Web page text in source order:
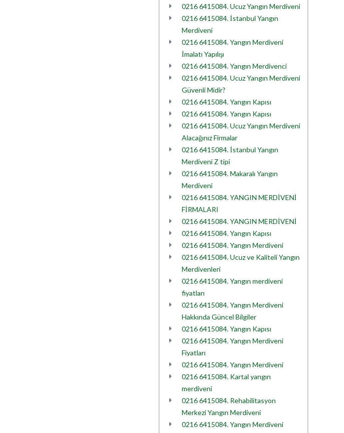
0216 6415084. Ucuz Yangın Merdiveni
0216 6415084. İstanbul Yangın
Merdiveni
0216 6415084. Yangın Merdiveni
İmalatı Yapılışı
0216 6415084. Yangın Merdivenci
0216 6415084. Ucuz Yangın Merdiveni
Güvenli Midir?
0216 6415084. Yangın Kapısı
0216 6415084. Yangın Kapısı
0216 6415084. Ucuz Yangın Merdiveni
Alacağınız Firmalar
0216 6415084. İstanbul Yangın
Merdiveni Z tipi
0216 6415084. Makaralı Yangın
Merdiveni
0216 6415084. YANGIN MERDİVENİ
FİRMALARI
0216 6415084. YANGIN MERDİVENİ
0216 6415084. Yangın Kapısı
0216 6415084. Yangın Merdiveni
0216 6415084. Ucuz ve Kaliteli Yangın
Merdivenleri
0216 6415084. Yangın merdiveni
fiyatları
0216 6415084. Yangın Merdiveni
Hakkında Güncel Bilgiler
0216 6415084. Yangın Kapısı
0216 6415084. Yangın Merdiveni
Fiyatları
0216 6415084. Yangın Merdiveni
0216 6415084. Kartal yangın
merdiveni
0216 6415084. Rehabilitasyon
Merkezi Yangın Merdiveni
0216 6415084. Yangın Merdiveni